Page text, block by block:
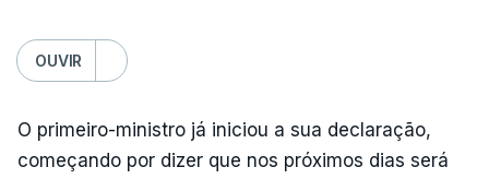
OUVIR
O primeiro-ministro já iniciou a sua declaração,
começando por dizer que nos próximos dias será